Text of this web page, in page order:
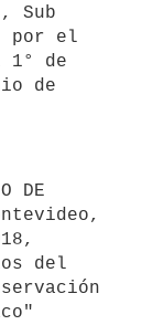
Sub
por el
1° de
de
del